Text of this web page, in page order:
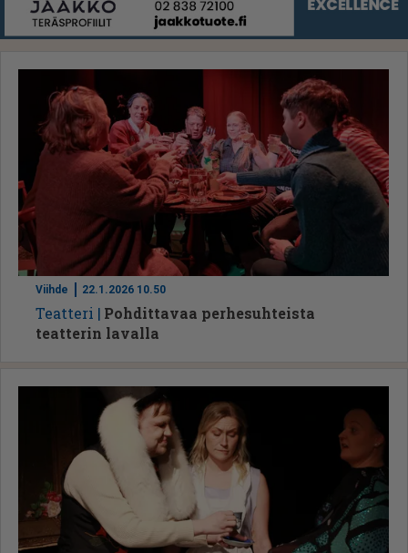
Viihde 22.1.2026 10.50
Te­at­te­ri
Pohdittavaa perhesuhteista
teatterin lavalla